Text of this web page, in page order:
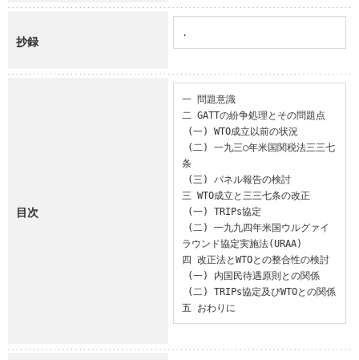
抄録
.
目次
一 問題意識
二 GATTの紛争処理とその問題点
条
三 WTO成立と三三七条の改正
ラウンド協定実施法(URAA)
四 改正法とWTOとの整合性の検討
五 おわりに